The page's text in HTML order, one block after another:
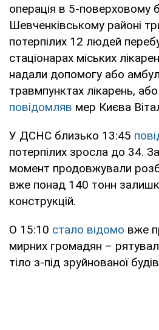
операція в 5-поверховому
Шевченківському районі
потерпілих 12 людей
стаціонарах міських
надали допомогу або
травмпунктах лікарень, або
повідомляв мер Києва
У ДСНС близько 13:45
потерпілих зросла до 34.
момент продовжували
вже понад 140 тонн
конструкцій.
О 15:10 стало відомо вже
мирних громадян –
тіло з-під зруйнованої